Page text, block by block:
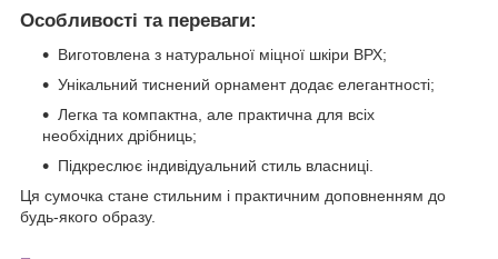
Особливості та переваги:
Виготовлена з натуральної міцної шкіри ВРХ;
Унікальний тиснений орнамент додає елегантності;
Легка та компактна, але практична для всіх
необхідних дрібниць;
Підкреслює індивідуальний стиль власниці.
Ця сумочка стане стильним і практичним доповненням до
будь-якого образу.